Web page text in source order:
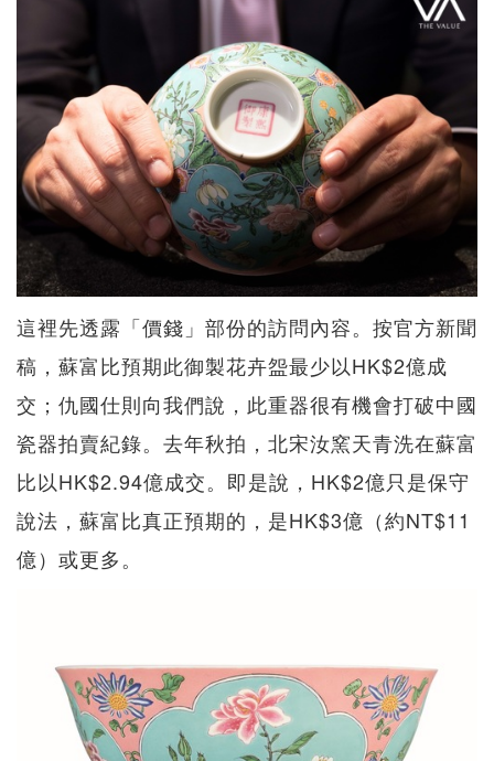
這裡先透露「價錢」部份的訪問內容。按官方新聞
稿，蘇富比預期此御製花卉盌最少以HK$2億成
交；仇國仕則向我們說，此重器很有機會打破中國
瓷器拍賣紀錄。去年秋拍，北宋汝窯天青洗在蘇富
比以HK$2.94億成交。即是說，HK$2億只是保守
說法，蘇富比真正預期的，是HK$3億（約NT$11
億）或更多。